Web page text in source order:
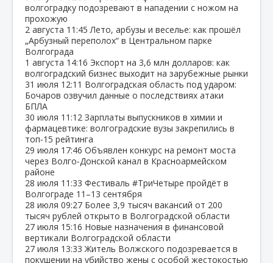
волгоградку подозревают в нападении с ножом на
прохожую
2 августа 11:45 Лето, арбузы и веселье: как прошёл
„Арбузный переполох“ в Центральном парке
Волгограда
1 августа 14:16 Экспорт на 3,6 млн долларов: как
волгоградский бизнес выходит на зарубежные рынки
31 июля 12:11 Волгоградская область под ударом:
Бочаров озвучил данные о последствиях атаки
БПЛА
30 июля 11:12 Зарплаты выпускников в химии и
фармацевтике: волгоградские вузы закрепились в
топ‑15 рейтинга
29 июля 17:46 Объявлен конкурс на ремонт моста
через Волго‑Донской канал в Красноармейском
районе
28 июля 11:33 Фестиваль #ТриЧетыре пройдёт в
Волгограде 11–13 сентября
28 июля 09:27 Более 3,9 тысяч вакансий от 200
тысяч рублей открыто в Волгоградской области
27 июля 15:16 Новые назначения в финансовой
вертикали Волгоградской области
27 июля 13:33 Житель Волжского подозревается в
покушении на убийство жены с особой жестокостью